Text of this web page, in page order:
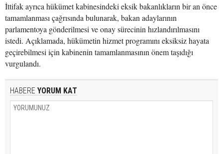
İttifak ayrıca hükümet kabinesindeki eksik bakanlıkların bir an önce
tamamlanması çağrısında bulunarak, bakan adaylarının
parlamentoya gönderilmesi ve onay sürecinin hızlandırılmasını
istedi. Açıklamada, hükümetin hizmet programını eksiksiz hayata
geçirebilmesi için kabinenin tamamlanmasının önem taşıdığı
vurgulandı.
HABERE YORUM KAT